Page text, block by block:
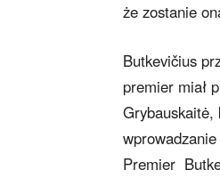
że zostanie
Butkevičius
premier miał
Grybauskaitė,
Premier